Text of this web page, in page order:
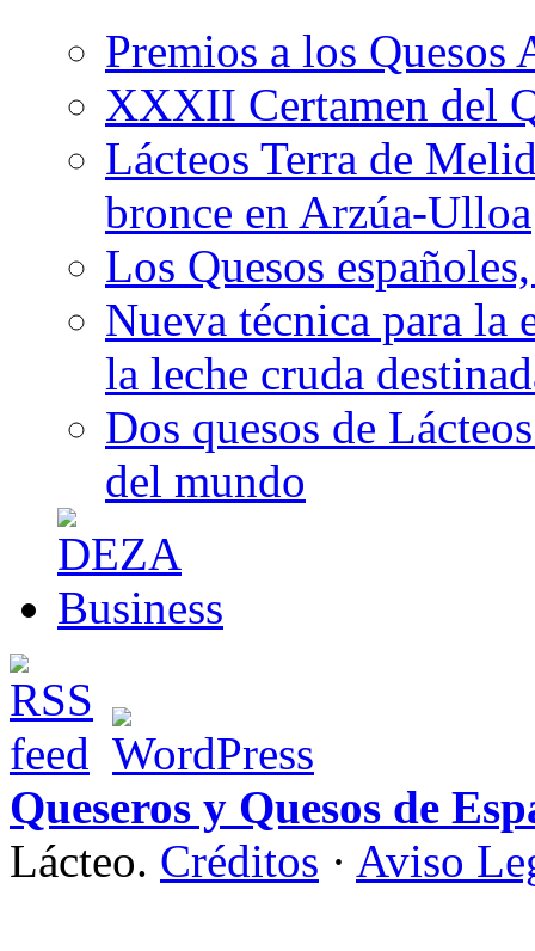
Premios a los Quesos
XXXII Certamen del
Lácteos Terra de
bronce en Arzúa-Ulloa
Los Quesos
Nueva técnica para la
la leche cruda
Dos quesos de
del mundo
Queseros y Quesos de
Lácteo. Créditos · Aviso